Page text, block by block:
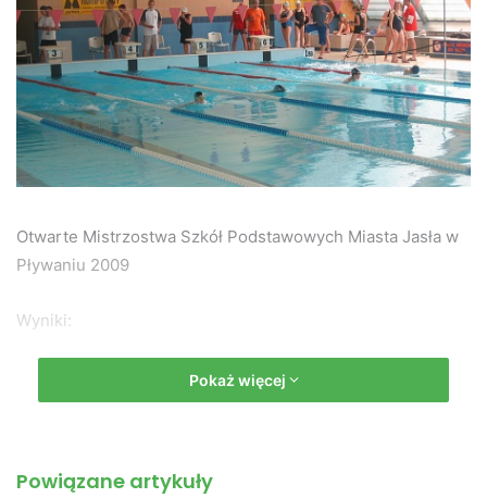
n
e
m
a
i
l
Otwarte Mistrzostwa Szkół Podstawowych Miasta Jasła w
Pływaniu 2009
Wyniki:
25 m stylem dowolnym
Pokaż więcej
Powiązane artykuły